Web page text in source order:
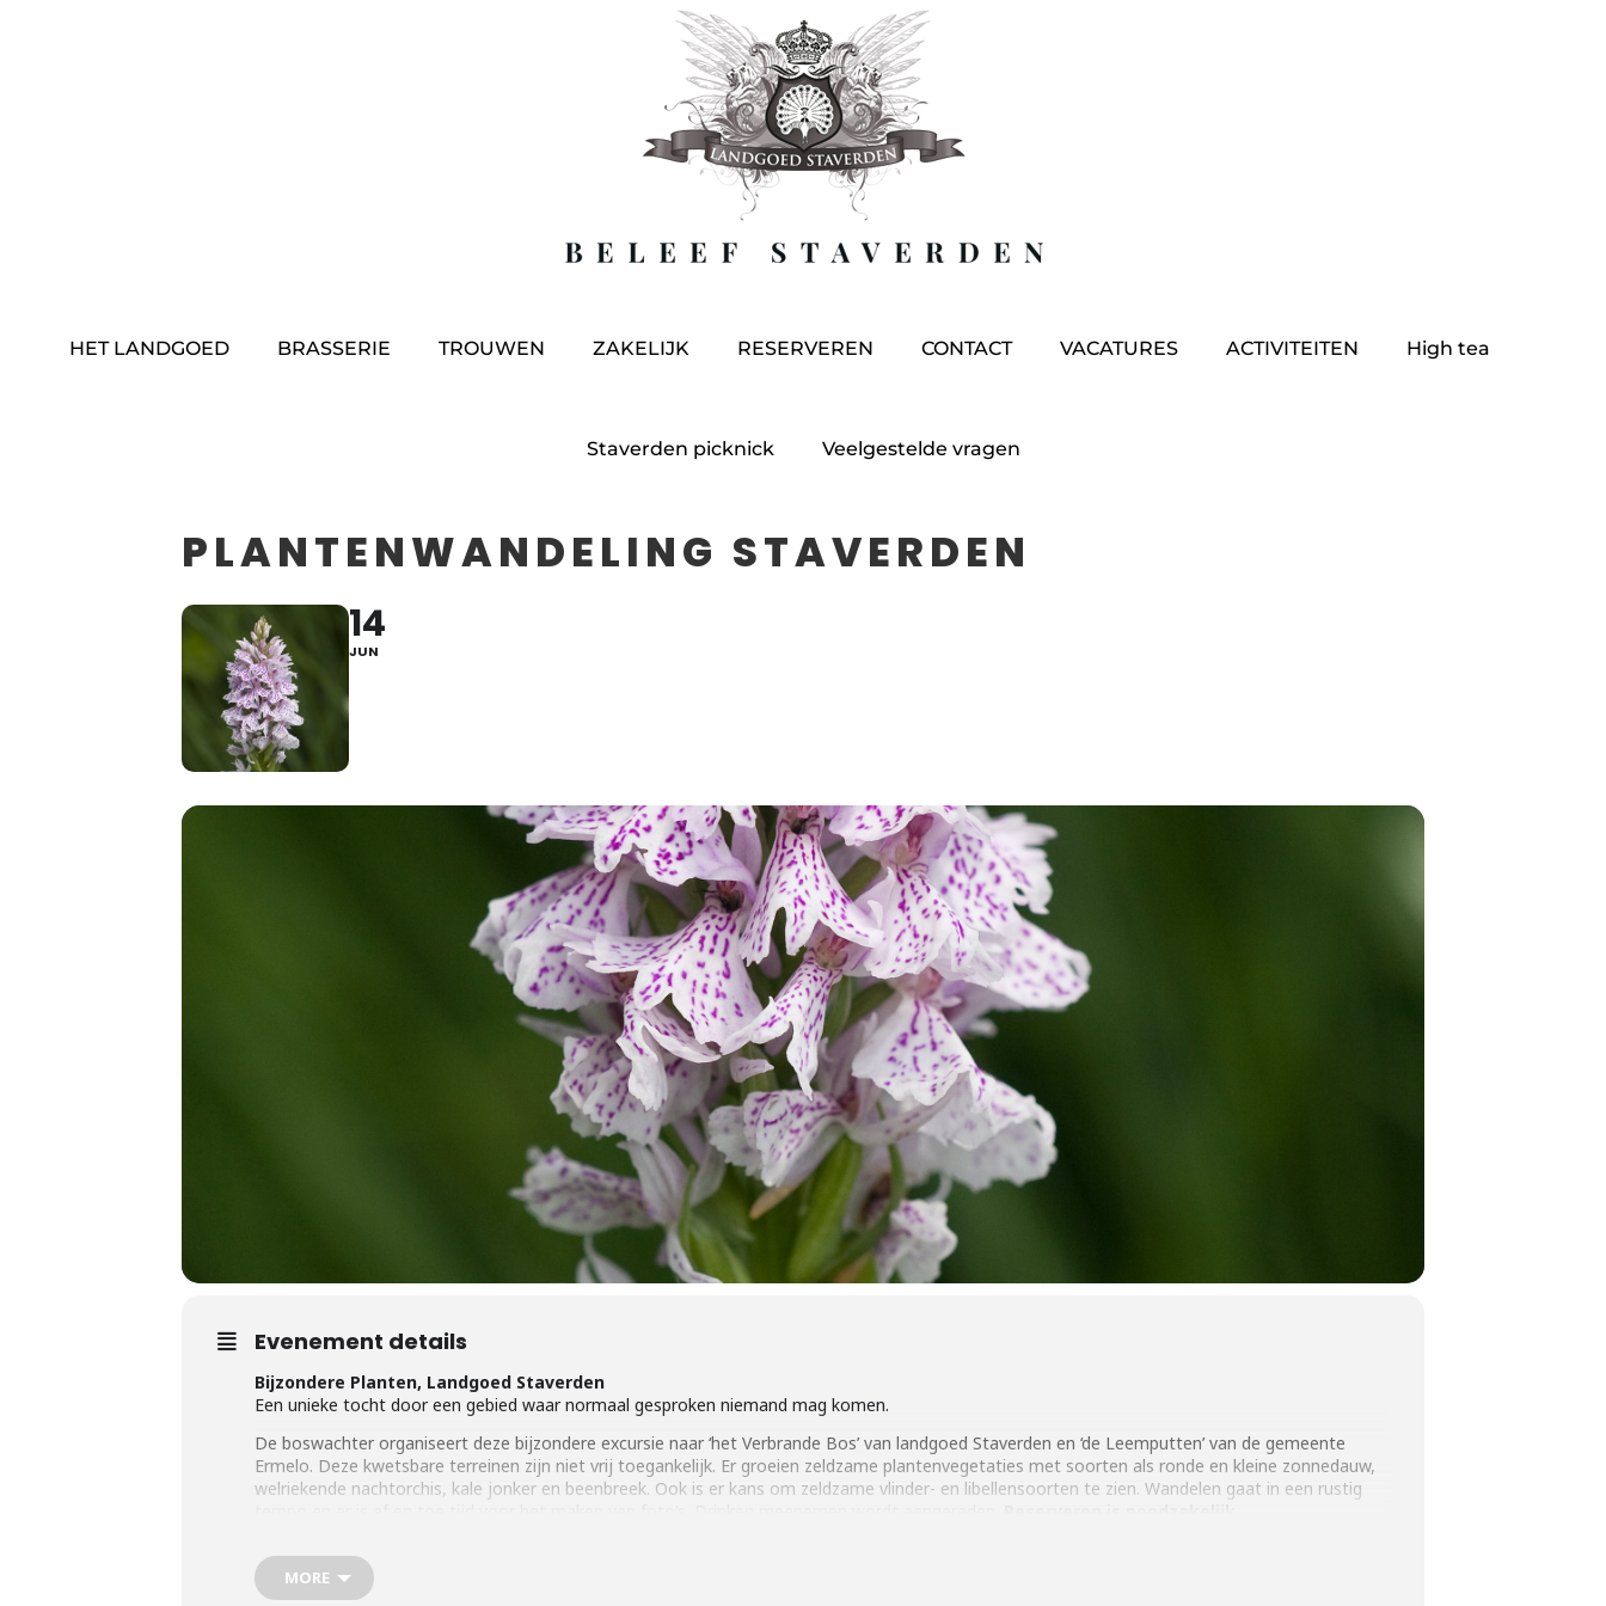
HET LANDGOED BRASSERIE TROUWEN ZAKELIJK RESERVEREN CONTACT VACATURES ACTIVITEITEN High tea
Staverden picknick Veelgestelde vragen
PLANTENWANDELING STAVERDEN
14
JUN
Evenement details
Bijzondere Planten, Landgoed Staverden
Een unieke tocht door een gebied waar normaal gesproken niemand mag komen.
De boswachter organiseert deze bijzondere excursie naar ‘het Verbrande Bos’ van landgoed Staverden en ‘de Leemputten’ van de gemeente
Ermelo. Deze kwetsbare terreinen zijn niet vrij toegankelijk. Er groeien zeldzame plantenvegetaties met soorten als ronde en kleine zonnedauw,
welriekende nachtorchis, kale jonker en beenbreek. Ook is er kans om zeldzame vlinder- en libellensoorten te zien. Wandelen gaat in een rustig
Deelname:7,50 euro p.p. Donateurs Geldersch Landschap & Kasteelen 2,50 euro p.p. op vertoon van een geldige donateurspas.
Opmerking:De tocht voert over onverharde paden en door nat grasland. Waterdichte hoge schoenen of laarzen zijn aan te raden. Niet geschikt
MORE